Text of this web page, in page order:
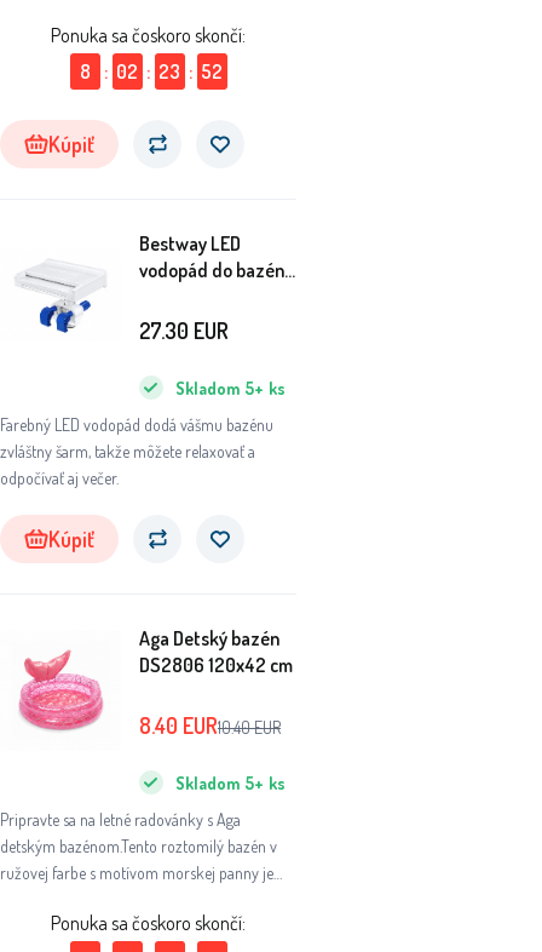
radovánky.Ponuka sa čoskoro skončí:
8
: 02 : 23 : 51
Kúpiť
Bestway LED
vodopád do bazéna
Farebný LED vodopád dodá vášmu bazénu
zvláštny šarm, takže môžete relaxovať a
odpočívať aj večer.
Skladom 5+ ks
27.30 EUR
Kúpiť
Aga Detský bazén
DS2806 120x42 cm
Pripravte sa na letné radovánky s Aga
detským bazénom.Tento roztomilý bazén v
ružovej farbe s motívom morskej panny je
radovánky.
Skladom 5+ ks
8.40 EUR10.40EUR
Ponuka sa čoskoro skončí: